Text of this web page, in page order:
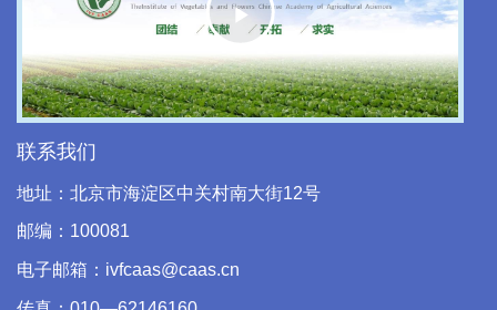
Play
Video
联系我们
地址：北京市海淀区中关村南大街12号
邮编：100081
电子邮箱：ivfcaas@caas.cn